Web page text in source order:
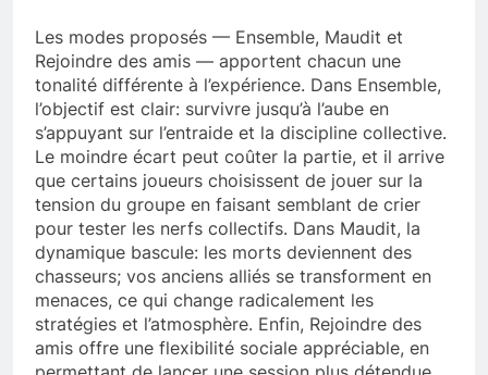
Les modes proposés — Ensemble, Maudit et
Rejoindre des amis — apportent chacun une
tonalité différente à l’expérience. Dans Ensemble,
l’objectif est clair: survivre jusqu’à l’aube en
s’appuyant sur l’entraide et la discipline collective.
Le moindre écart peut coûter la partie, et il arrive
que certains joueurs choisissent de jouer sur la
tension du groupe en faisant semblant de crier
pour tester les nerfs collectifs. Dans Maudit, la
dynamique bascule: les morts deviennent des
chasseurs; vos anciens alliés se transforment en
menaces, ce qui change radicalement les
stratégies et l’atmosphère. Enfin, Rejoindre des
amis offre une flexibilité sociale appréciable, en